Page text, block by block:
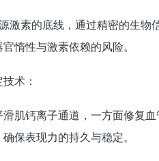
激素的底线，通过精密的生物
惰性与激素依赖的风险。
术：
肌钙离子通道，一方面修复
保表现力的持久与稳定。